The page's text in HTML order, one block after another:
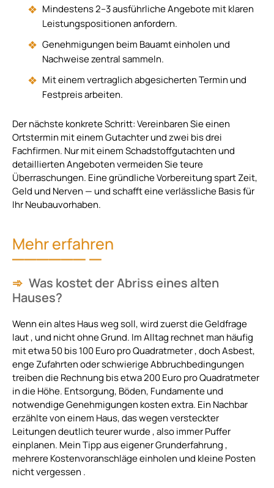
Mindestens 2–3 ausführliche Angebote mit klaren
Leistungspositionen anfordern.
Genehmigungen beim Bauamt einholen und
Nachweise zentral sammeln.
Mit einem vertraglich abgesicherten Termin und
Festpreis arbeiten.
Der nächste konkrete Schritt: Vereinbaren Sie einen
Ortstermin mit einem Gutachter und zwei bis drei
Fachfirmen. Nur mit einem Schadstoffgutachten und
detaillierten Angeboten vermeiden Sie teure
Überraschungen. Eine gründliche Vorbereitung spart Zeit,
Geld und Nerven — und schafft eine verlässliche Basis für
Ihr Neubauvorhaben.
Mehr erfahren
Was kostet der Abriss eines alten
Hauses?
Wenn ein altes Haus weg soll, wird zuerst die Geldfrage
laut , und nicht ohne Grund. Im Alltag rechnet man häufig
mit etwa 50 bis 100 Euro pro Quadratmeter , doch Asbest,
enge Zufahrten oder schwierige Abbruchbedingungen
treiben die Rechnung bis etwa 200 Euro pro Quadratmeter
in die Höhe. Entsorgung, Böden, Fundamente und
notwendige Genehmigungen kosten extra. Ein Nachbar
erzählte von einem Haus, das wegen versteckter
Leitungen deutlich teurer wurde , also immer Puffer
einplanen. Mein Tipp aus eigener Grunderfahrung ,
mehrere Kostenvoranschläge einholen und kleine Posten
nicht vergessen .